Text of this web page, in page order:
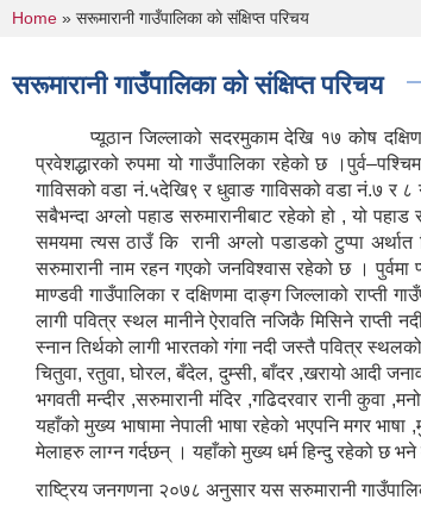
You are here
Home » सरूमारानी गाउँपालिका काे संक्षिप्त परिचय
सरूमारानी गाउँपालिका काे संक्षिप्त परिचय
प्यूठान जिल्लाको सदरमुकाम देखि १७ कोष दक्षिणमा
प्रवेशद्धारको रुपमा यो गाउँपालिका रहेको छ
गाविसको वडा नं.५देखि९ र धुवाङ गाविसको वडा नं.७ र
सबैभन्दा अग्लो पहाड सरुमारानीबाट रहेको हो , यो
समयमा त्यस ठाउँ कि रानी अग्लो पडाडको टुप्पा अर्थात
सरुमारानी नाम रहन गएको जनविश्वास रहेको छ । पुर्वमा
माण्डवी गाउँपालिका र दक्षिणमा दाङ्ग जिल्लाको राप्ती
लागी पवित्र स्थल मानीने ऐरावति नजिकै मिसिने
स्नान तिर्थको लागी भारतको गंगा नदी जस्तै पवित्र
चितुवा, रतुवा, घोरल, बँदेल, दुम्सी, बाँदर ,खरायो आदी
भगवती मन्दीर ,सरुमारानी मंदिर ,गढिदरवार रानी
यहाँको मुख्य भाषामा नेपाली भाषा रहेको भएपनि मगर
मेलाहरु लाग्न गर्दछन् । यहाँको मुख्य धर्म हिन्दु रहेको छ भने
राष्ट्रिय जनगणना २०७८ अनुसार यस सरुमारानी